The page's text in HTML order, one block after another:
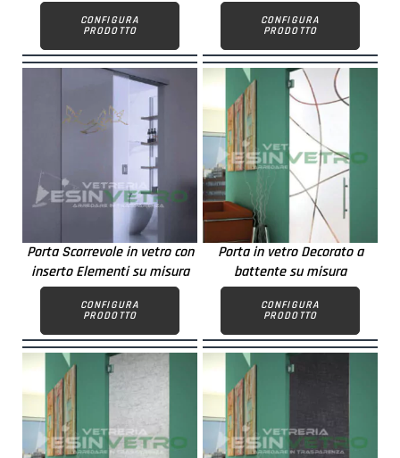
CONFIGURA
PRODOTTO
CONFIGURA
PRODOTTO
Porta Scorrevole in vetro con
inserto Elementi su misura
CONFIGURA
PRODOTTO
Porta in vetro Decorato a
battente su misura
CONFIGURA
PRODOTTO